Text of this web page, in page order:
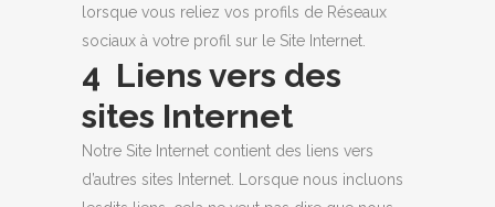
lorsque vous reliez vos profils de Réseaux
sociaux à votre profil sur le Site Internet.
4 Liens vers des
sites Internet
Notre Site Internet contient des liens vers
d’autres sites Internet. Lorsque nous incluons